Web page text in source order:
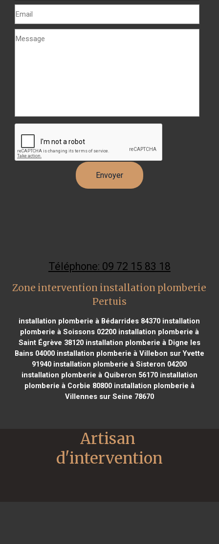
Téléphone: 09 72 15 83 18
Zone intervention installation plomberie
Pertuis
installation plomberie à Bédarrides 84370 installation
plomberie à Soissons 02200installation plomberie à
Saint Égrève 38120installation plomberie à Digne les
Bains 04000installation plomberie à Villebon sur Yvette
91940 installation plomberie à Sisteron 04200
installation plomberie à Quiberon 56170installation
plomberie à Corbie 80800installation plomberie à
Villennes sur Seine 78670
Artisan
d'intervention